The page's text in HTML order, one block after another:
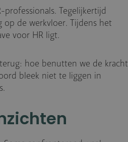
Tegelijkertijd
de werkvloer. Tijdens het
voor HR ligt.
hoe benutten we de kracht
bleek niet te liggen in